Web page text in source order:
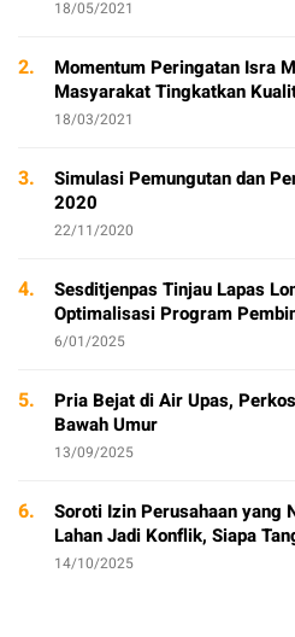
18/05/2021
2.
Momentum Peringatan Isra
Masyarakat Tingkatkan
18/03/2021
3.
Simulasi Pemungutan dan
2020
22/11/2020
4.
Sesditjenpas Tinjau Lapas
Optimalisasi Program
6/01/2025
5.
Pria Bejat di Air Upas,
Bawah Umur
13/09/2025
6.
Soroti Izin Perusahaan yang
Lahan Jadi Konflik,
14/10/2025